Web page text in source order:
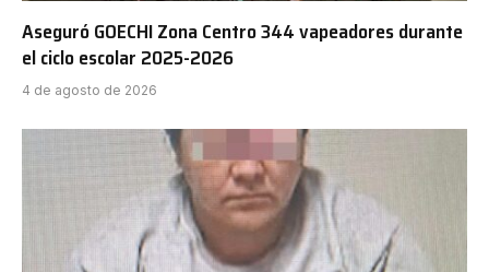
Aseguró GOECHI Zona Centro 344 vapeadores durante
el ciclo escolar 2025-2026
4 de agosto de 2026